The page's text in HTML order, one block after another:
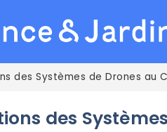
des Systèmes de Drones au
des